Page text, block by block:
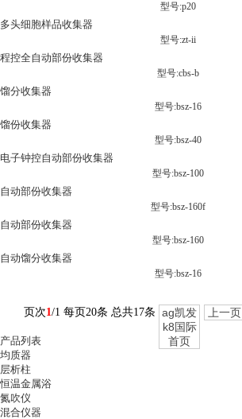
型号:p20
多头细胞样品收集器
型号:zt-ii
程控全自动部份收集器
型号:cbs-b
馏分收集器
型号:bsz-16
馏份收集器
型号:bsz-40
电子钟控自动部份收集器
型号:bsz-100
自动部份收集器
型号:bsz-160f
自动部份收集器
型号:bsz-160
自动馏分收集器
型号:bsz-16
页次1/1 每页20条 总共17条 ag凯发
k8国际
首页
上一页
产品列表
均质器
层析柱
恒温金属浴
氮吹仪
混合仪器